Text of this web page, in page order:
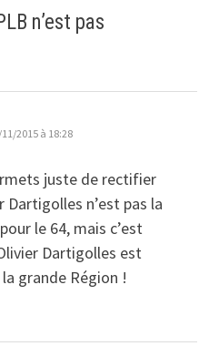
n’est pas
: 2015 à 18:28
juste de rectifier
Dartigolles n’est pas la
le 64, mais c’est
Dartigolles est
grande Région !